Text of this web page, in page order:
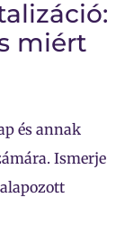
miért
és annak
Ismerje